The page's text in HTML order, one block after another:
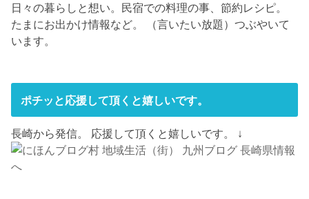
日々の暮らしと想い。民宿での料理の事、節約レシピ。
たまにお出かけ情報など。 （言いたい放題）つぶやいて
います。
ポチッと応援して頂くと嬉しいです。
長崎から発信。 応援して頂くと嬉しいです。 ↓